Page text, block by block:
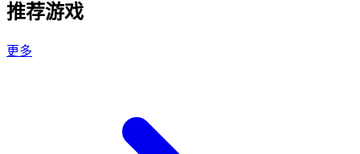
推荐游戏
更多